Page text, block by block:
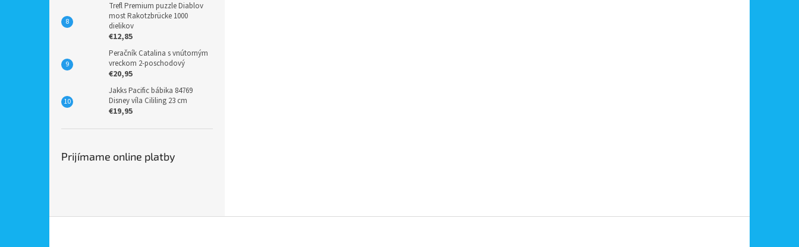
Trefl Premium puzzle Diablov
most Rakotzbrücke 1000
dielikov
€12,85
Peračník Catalina s vnútorným
vreckom 2-poschodový
€20,95
Jakks Pacific bábika 84769
Disney víla Cililing 23 cm
€19,95
Prijímame online platby